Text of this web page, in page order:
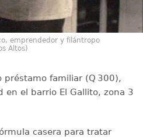
emprendedor y filántropo
Altos)
familiar (Q 300),
en el barrio El Gallito, zona 3
casera para tratar